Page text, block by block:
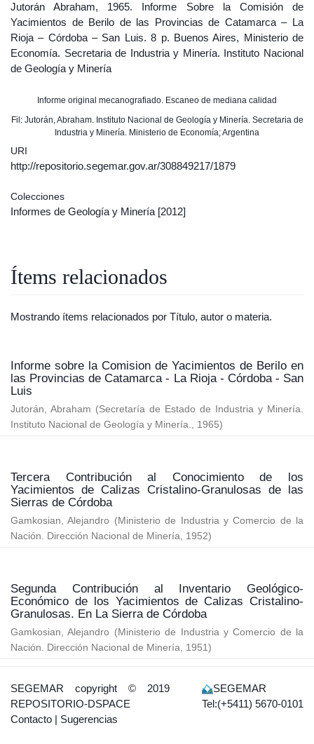
Jutorán Abraham, 1965. Informe Sobre la Comisión de
Yacimientos de Berilo de las Provincias de Catamarca – La
Rioja – Córdoba – San Luis. 8 p. Buenos Aires, Ministerio de
Economía. Secretaria de Industria y Minería. Instituto Nacional
de Geología y Minería
Informe original mecanografiado. Escaneo de mediana calidad
Fil: Jutorán, Abraham. Instituto Nacional de Geología y Minería. Secretaria de
Industria y Minería. Ministerio de Economía; Argentina
URI
http://repositorio.segemar.gov.ar/308849217/1879
Colecciones
Informes de Geología y Minería [2012]
Ítems relacionados
Mostrando ítems relacionados por Título, autor o materia.
Informe sobre la Comision de Yacimientos de Berilo en
las Provincias de Catamarca - La Rioja - Córdoba - San
Luis
Jutorán, Abraham (Secretaría de Estado de Industria y Minería.
Instituto Nacional de Geología y Minería., 1965)
Tercera Contribución al Conocimiento de los
Yacimientos de Calizas Cristalino-Granulosas de las
Sierras de Córdoba
Gamkosian, Alejandro (Ministerio de Industria y Comercio de la
Nación. Dirección Nacional de Minería, 1952)
Segunda Contribución al Inventario Geológico-
Económico de los Yacimientos de Calizas Cristalino-
Granulosas. En La Sierra de Córdoba
Gamkosian, Alejandro (Ministerio de Industria y Comercio de la
Nación. Dirección Nacional de Minería, 1951)
SEGEMAR copyright © 2019
REPOSITORIO-DSPACE
Contacto | Sugerencias
SEGEMAR
Tel:(+5411) 5670-0101